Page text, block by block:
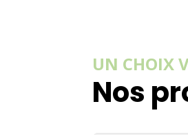
UN CHOIX
Nos